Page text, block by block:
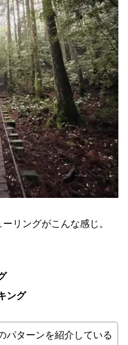
リングがこんな感じ。
ング
パターンを紹介している